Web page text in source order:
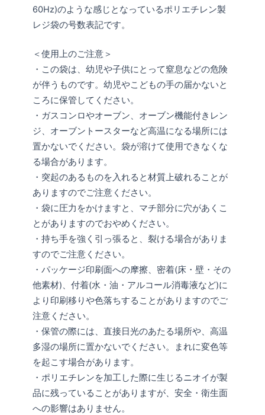
60Hz)のような感じとなっているポリエチレン製
レジ袋の号数表記です。
＜使用上のご注意＞
・この袋は、幼児や子供にとって窒息などの危険
が伴うものです。幼児やこどもの手の届かないと
ころに保管してください。
・ガスコンロやオーブン、オーブン機能付きレン
ジ、オーブントースターなど高温になる場所には
置かないでください。袋が溶けて使用できなくな
る場合があります。
・突起のあるものを入れると材質上破れることが
ありますのでご注意ください。
・袋に圧力をかけますと、マチ部分に穴があくこ
とがありますのでおやめください。
・持ち手を強く引っ張ると、裂ける場合がありま
すのでご注意ください。
・パッケージ印刷面への摩擦、密着(床・壁・その
他素材)、付着(水・油・アルコール消毒液など)に
より印刷移りや色落ちすることがありますのでご
注意ください。
・保管の際には、直接日光のあたる場所や、高温
多湿の場所に置かないでください。まれに変色等
を起こす場合があります。
・ポリエチレンを加工した際に生じるニオイが製
品に残っていることがありますが、安全・衛生面
への影響はありません。